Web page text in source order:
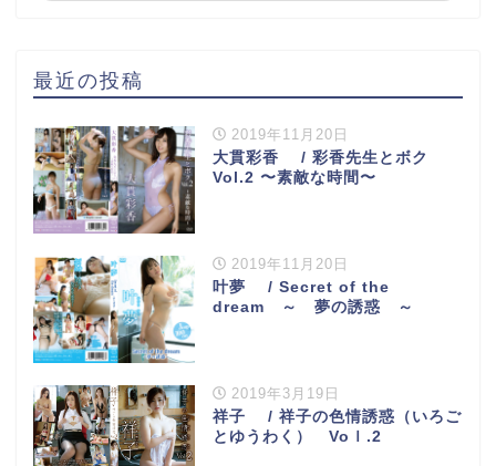
最近の投稿
2019年11月20日
大貫彩香 / 彩香先生とボク
Vol.2 〜素敵な時間〜
2019年11月20日
叶夢 / Secret of the
dream ～ 夢の誘惑 ～
2019年3月19日
祥子 / 祥子の色情誘惑（いろご
とゆうわく） Voｌ.2